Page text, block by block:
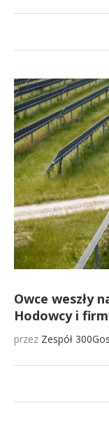
Owce weszły
Hodowcy i
przez Zespół